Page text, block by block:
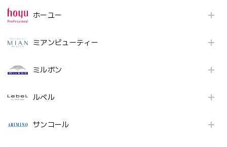
ホーユー
ミアンビューティー
ミルボン
ルベル
サンコール